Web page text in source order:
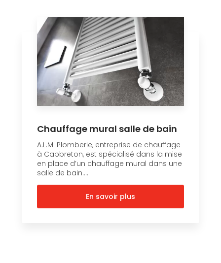
Chauffage mural salle de bain
A.L.M. Plomberie, entreprise de chauffage
à Capbreton, est spécialisé dans la mise
en place d’un chauffage mural dans une
salle de bain....
En savoir plus